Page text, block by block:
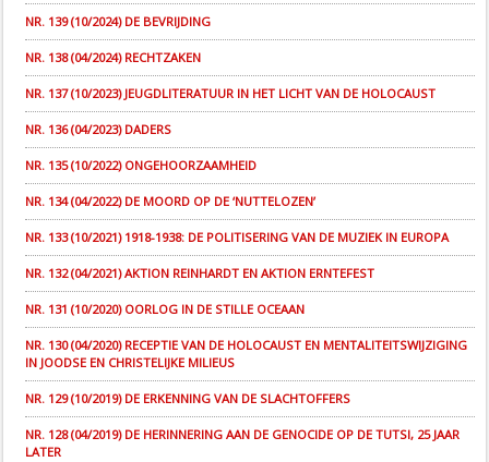
NR. 139 (10/2024) DE BEVRIJDING
NR. 138 (04/2024) RECHTZAKEN
NR. 137 (10/2023) JEUGDLITERATUUR IN HET LICHT VAN DE HOLOCAUST
NR. 136 (04/2023) DADERS
NR. 135 (10/2022) ONGEHOORZAAMHEID
NR. 134 (04/2022) DE MOORD OP DE ‘NUTTELOZEN’
NR. 133 (10/2021) 1918-1938: DE POLITISERING VAN DE MUZIEK IN EUROPA
NR. 132 (04/2021) AKTION REINHARDT EN AKTION ERNTEFEST
NR. 131 (10/2020) OORLOG IN DE STILLE OCEAAN
NR. 130 (04/2020) RECEPTIE VAN DE HOLOCAUST EN MENTALITEITSWIJZIGING
IN JOODSE EN CHRISTELIJKE MILIEUS
NR. 129 (10/2019) DE ERKENNING VAN DE SLACHTOFFERS
NR. 128 (04/2019) DE HERINNERING AAN DE GENOCIDE OP DE TUTSI, 25 JAAR
LATER